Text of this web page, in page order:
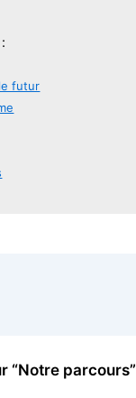
futur
“Notre parcours”